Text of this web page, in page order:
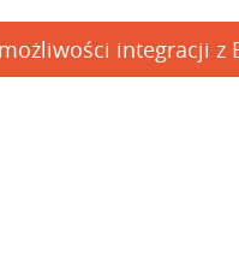
integracji z